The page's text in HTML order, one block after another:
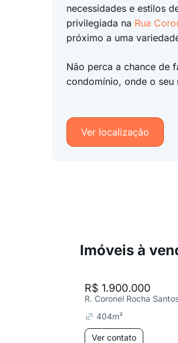
necessidades e estilos
privilegiada na Rua
próximo a uma
Não perca a chance de
condomínio, onde o seu
Ver localização
Imóveis à
R$ 1.900.000
404m²
Ver contato